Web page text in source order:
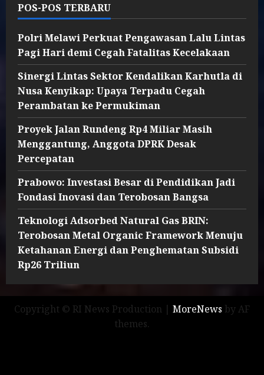
POS-POS TERBARU
Polri Melawi Perkuat Pengawasan Lalu Lintas
Pagi Hari demi Cegah Fatalitas Kecelakaan
Sinergi Lintas Sektor Kendalikan Karhutla di
Nusa Kenyikap: Upaya Terpadu Cegah
Perambatan ke Permukiman
Proyek Jalan Rundeng Rp4 Miliar Masih
Menggantung, Anggota DPRK Desak
Percepatan
Prabowo: Investasi Besar di Pendidikan Jadi
Fondasi Inovasi dan Terobosan Bangsa
Teknologi Adsorbed Natural Gas BRIN:
Terobosan Metal Organic Framework Menuju
Ketahanan Energi dan Penghematan Subsidi
Rp26 Triliun
Copyright © RI News Production | MoreNews by AF
themes.